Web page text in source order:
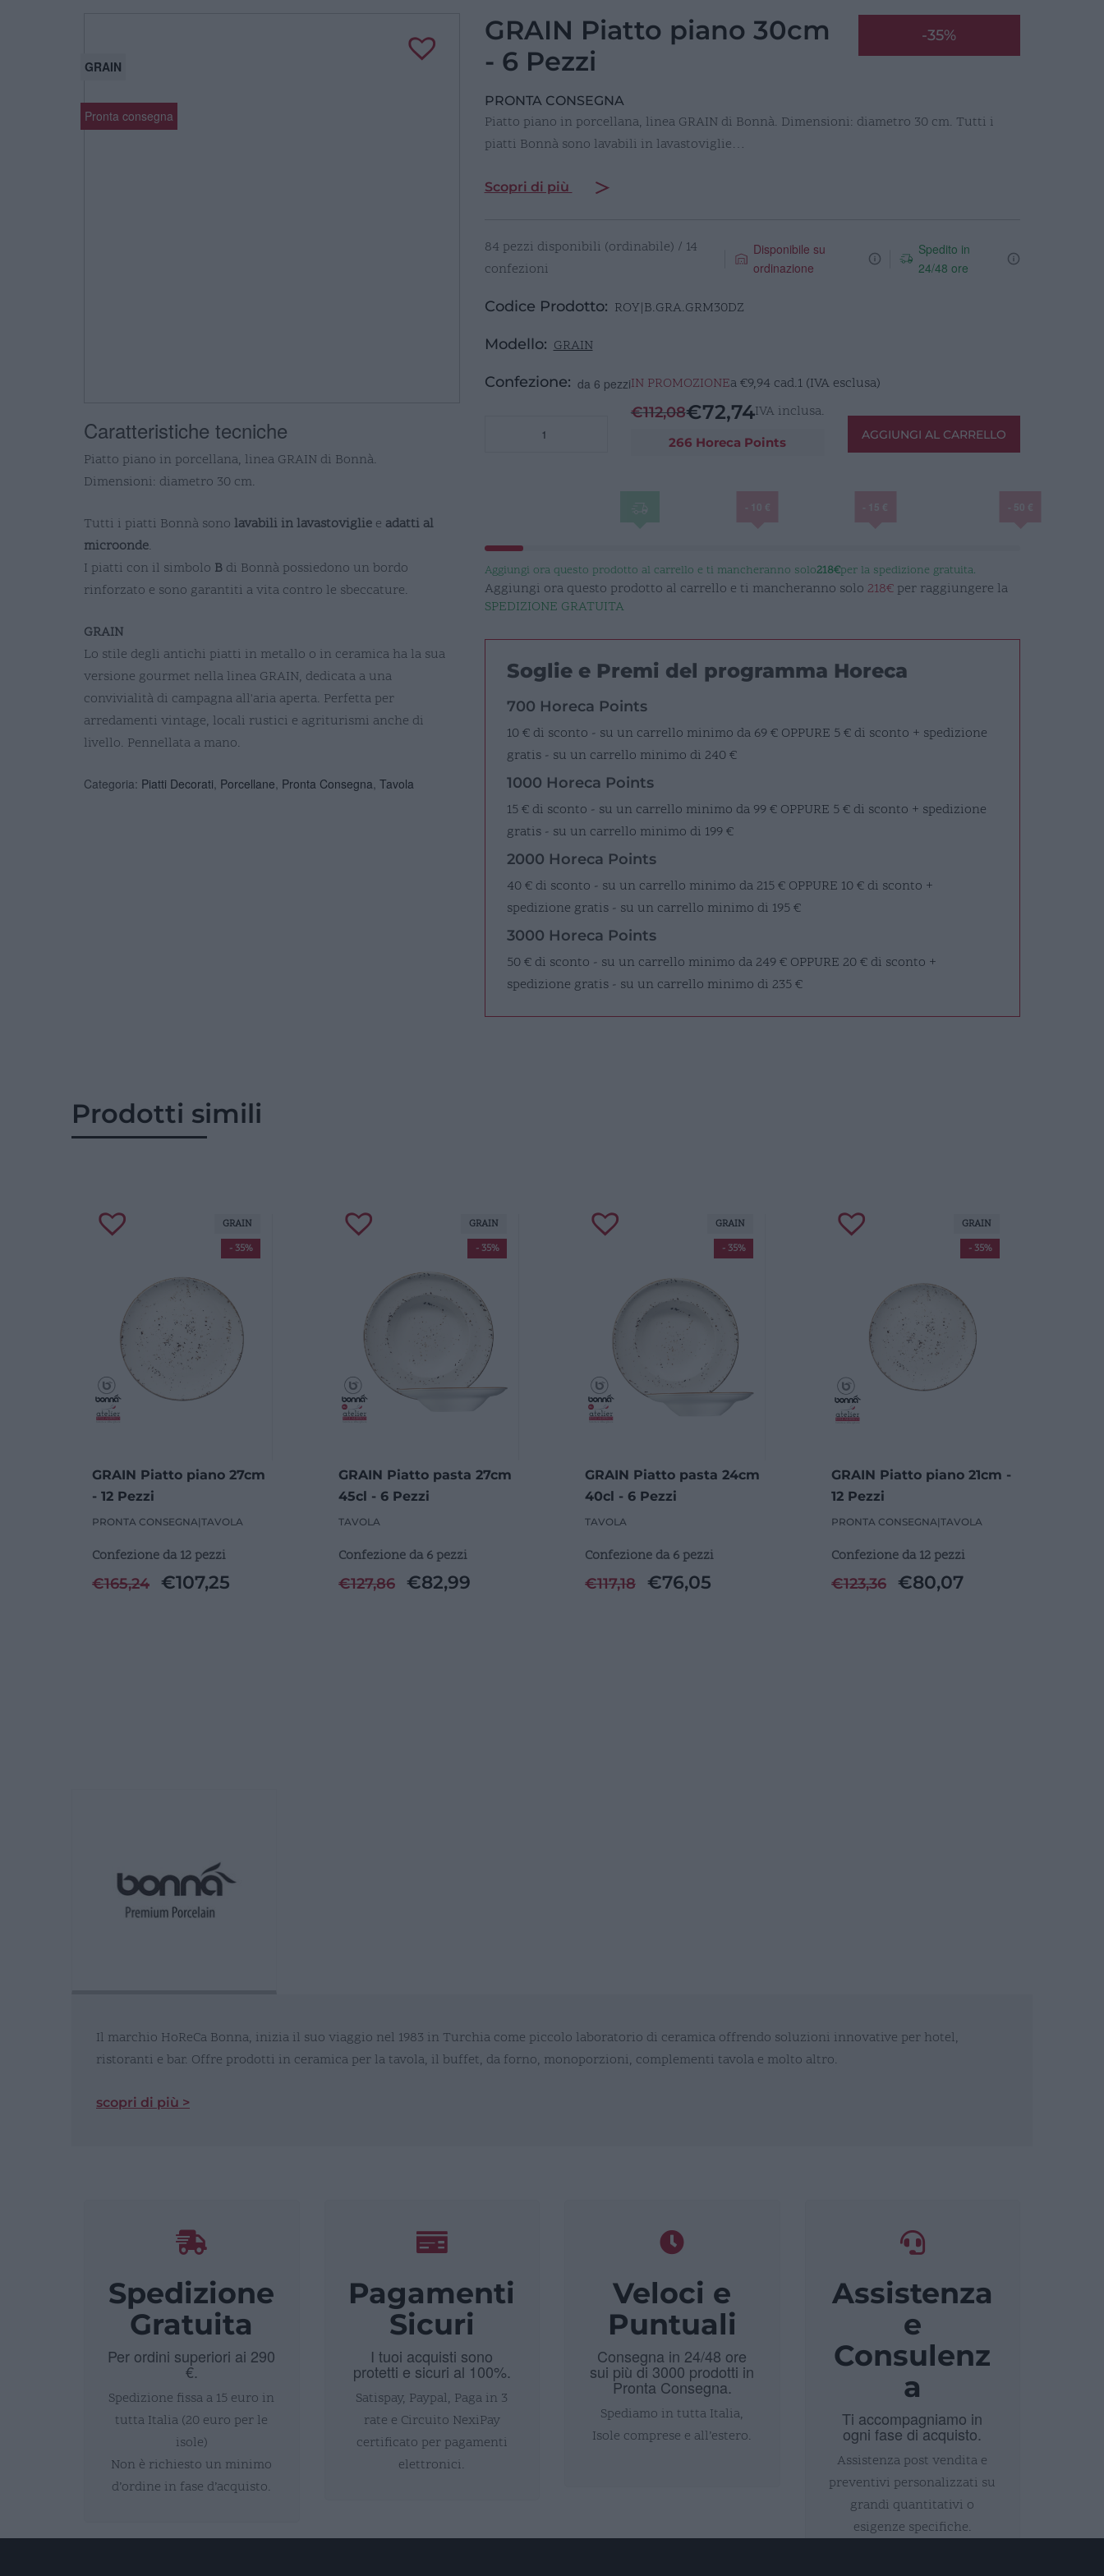
Pronta consegna
GRAIN
Caratteristiche tecniche
Piatto piano in porcellana, linea GRAIN di Bonnà.
Dimensioni: diametro 30 cm.
Tutti i piatti Bonnà sono lavabili in lavastoviglie e adatti al
microonde.
I piatti con il simbolo B di Bonnà possiedono un bordo
rinforzato e sono garantiti a vita contro le sbeccature.
GRAIN
Lo stile degli antichi piatti in metallo o in ceramica ha la sua
versione gourmet nella linea GRAIN, dedicata a una
convivialità di campagna all'aria aperta. Perfetta per
arredamenti vintage, locali rustici e agriturismi anche di
livello. Pennellata a mano.
Categoria: Piatti Decorati, Porcellane, Pronta Consegna, Tavola
GRAIN Piatto piano 30cm
- 6 Pezzi
-35%
PRONTA CONSEGNA
Piatto piano in porcellana, linea GRAIN di Bonnà. Dimensioni: diametro 30 cm. Tutti i
piatti Bonnà sono lavabili in lavastoviglie…
Scopri di più
84 pezzi disponibili (ordinabile) / 14
confezioni
Disponibile su
ordinazione
Spedito in
24/48 ore
Codice Prodotto: ROY|B.GRA.GRM30DZ
Modello: GRAIN
Confezione: da 6 pezziIN PROMOZIONEa€9,94 cad.1 (IVA esclusa)
€112,08€72,74IVA inclusa.
266 Horeca Points
AGGIUNGI AL CARRELLO
Aggiungi ora questo prodotto al carrello e ti mancheranno solo218€per la spedizione gratuita.
Aggiungi ora questo prodotto al carrello e ti mancheranno solo 218€per raggiungere la
SPEDIZIONE GRATUITA
Soglie e Premi del programma Horeca
700 Horeca Points
10 € di sconto - su un carrello minimo da 69 € OPPURE 5 € di sconto + spedizione
gratis - su un carrello minimo di 240 €
1000 Horeca Points
15 € di sconto - su un carrello minimo da 99 € OPPURE 5 € di sconto + spedizione
gratis - su un carrello minimo di 199 €
2000 Horeca Points
40 € di sconto - su un carrello minimo da 215 € OPPURE 10 € di sconto +
spedizione gratis - su un carrello minimo di 195 €
3000 Horeca Points
50 € di sconto - su un carrello minimo da 249 € OPPURE 20 € di sconto +
spedizione gratis - su un carrello minimo di 235 €
Prodotti simili
GRAIN Piatto piano 27cm
- 12 Pezzi
PRONTA CONSEGNA|TAVOLA
Confezione da 12 pezzi
€165,24 €107,25
- 35%
GRAIN
GRAIN Piatto pasta 27cm
45cl - 6 Pezzi
TAVOLA
Confezione da 6 pezzi
€127,86 €82,99
- 35%
GRAIN
GRAIN Piatto pasta 24cm
40cl - 6 Pezzi
TAVOLA
Confezione da 6 pezzi
€117,18 €76,05
- 35%
GRAIN
GRAIN Piatto piano 21cm -
12 Pezzi
PRONTA CONSEGNA|TAVOLA
Confezione da 12 pezzi
€123,36 €80,07
- 35%
GRAIN
Il marchio HoReCa Bonna, inizia il suo viaggio nel 1983 in Turchia come piccolo laboratorio di ceramica offrendo soluzioni innovative per hotel,
ristoranti e bar. Offre prodotti in ceramica per la tavola, il buffet, da forno, monoporzioni, complementi tavola e molto altro.
scopri di più >
Spedizione
Gratuita
Per ordini superiori ai 290
€.
Spedizione fissa a 15 euro in
tutta Italia (20 euro per le
isole)
Non è richiesto un minimo
d’ordine in fase d’acquisto.
Pagamenti
Sicuri
I tuoi acquisti sono
protetti e sicuri al 100%.
Satispay, Paypal, Paga in 3
rate e Circuito NexiPay
certificato per pagamenti
elettronici.
Veloci e
Puntuali
Consegna in 24/48 ore
sui più di 3000 prodotti in
Pronta Consegna.
Spediamo in tutta Italia,
Isole comprese e all’estero.
Assistenza
e
Consulenz
a
Ti accompagniamo in
ogni fase di acquisto.
Assistenza post vendita e
preventivi personalizzati su
grandi quantitativi o
esigenze specifiche.